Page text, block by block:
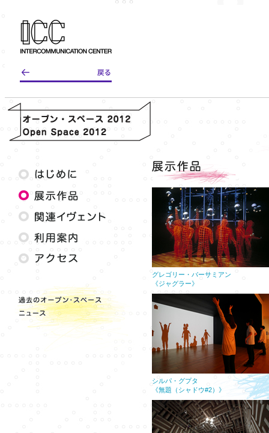
グレゴリー・バーサミアン
《ジャグラー》
シルパ・グプタ
《無題（シャドウ#2）》